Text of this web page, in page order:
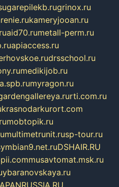
grinox.ru
kameryjooan.ru
aid70.rumetall-perm.ru
apiaccess.ru
drsschool.ru
medikijob.ru
myragon.ru
rti.com.ru
krasnodarkurort.com
mobtopik.ru
multimetrunit.rusp-tour.ru
DSHAIR.RU
musavtomat.msk.ru
ybaranovskaya.ru